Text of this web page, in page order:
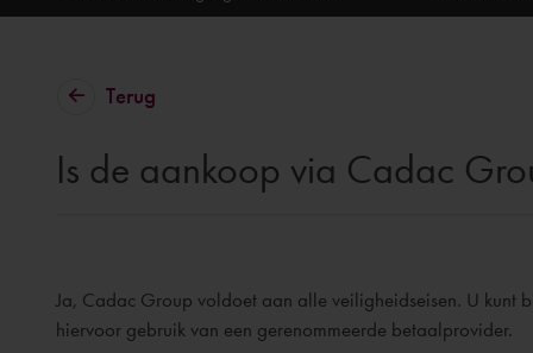
Terug
Is de aankoop via Cadac
Ja, Cadac Group voldoet aan alle veiligheidseisen. U
hiervoor gebruik van een gerenommeerde betaalprovider.